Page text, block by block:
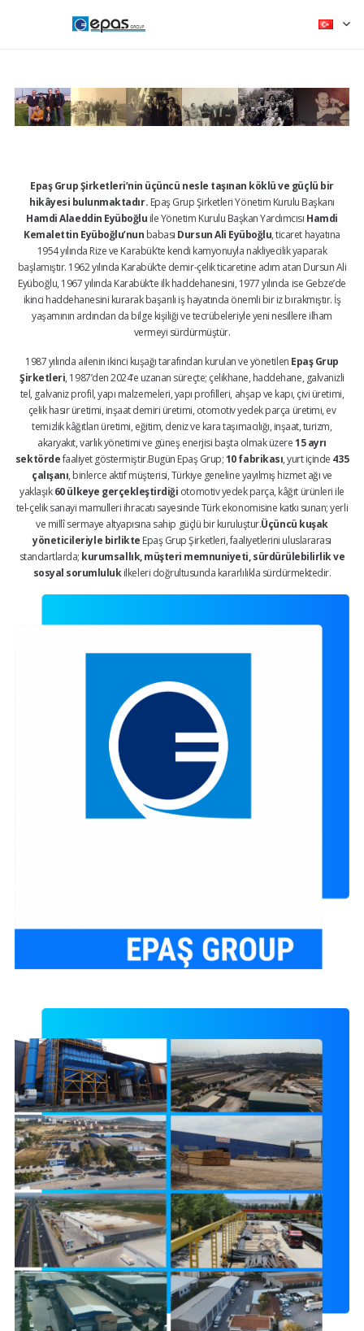
Epaş Grup Şirketleri’nin üçüncü nesle taşınan köklü ve güçlü bir
hikâyesi bulunmaktadır. Epaş Grup Şirketleri Yönetim Kurulu Başkanı
Hamdi Alaeddin Eyüboğlu ile Yönetim Kurulu Başkan Yardımcısı Hamdi
Kemalettin Eyüboğlu’nun babası Dursun Ali Eyüboğlu, ticaret hayatına
1954 yılında Rize ve Karabük’te kendi kamyonuyla nakliyecilik yaparak
başlamıştır. 1962 yılında Karabük’te demir-çelik ticaretine adım atan Dursun Ali
Eyüboğlu, 1967 yılında Karabük’te ilk haddehanesini, 1977 yılında ise Gebze’de
ikinci haddehanesini kurarak başarılı iş hayatında önemli bir iz bırakmıştır. İş
yaşamının ardından da bilge kişiliği ve tecrübeleriyle yeni nesillere ilham
vermeyi sürdürmüştür.
1987 yılında ailenin ikinci kuşağı tarafından kurulan ve yönetilen Epaş Grup
Şirketleri, 1987’den 2024’e uzanan süreçte; çelikhane, haddehane, galvanizli
tel, galvaniz profil, yapı malzemeleri, yapı profilleri, ahşap ve kapı, çivi üretimi,
çelik hasır üretimi, inşaat demiri üretimi, otomotiv yedek parça üretimi, ev
temizlik kâğıtları üretimi, eğitim, deniz ve kara taşımacılığı, inşaat, turizm,
akaryakıt, varlık yönetimi ve güneş enerjisi başta olmak üzere15 ayrı
sektördefaaliyet göstermiştir.Bugün Epaş Grup;10 fabrikası, yurt içinde 435
çalışanı, binlerce aktif müşterisi, Türkiye geneline yayılmış hizmet ağı ve
yaklaşık60 ülkeye gerçekleştirdiği otomotiv yedek parça, kâğıt ürünleri ile
tel-çelik sanayi mamulleri ihracatı sayesinde Türk ekonomisine katkı sunan; yerli
ve millî sermaye altyapısına sahip güçlü bir kuruluştur.Üçüncü kuşak
yöneticileriyle birlikte Epaş Grup Şirketleri, faaliyetlerini uluslararası
standartlarda; kurumsallık, müşteri memnuniyeti, sürdürülebilirlik ve
sosyal sorumlulukilkeleri doğrultusunda kararlılıkla sürdürmektedir.